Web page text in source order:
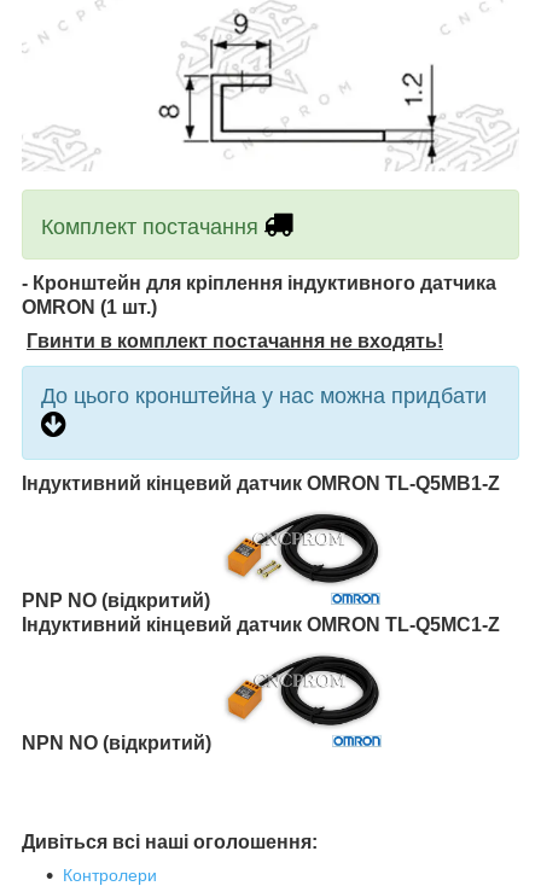
Комплект постачання
- Кронштейн для кріплення індуктивного датчика
OMRON (1 шт.)
Гвинти в комплект постачання не входять!
До цього кронштейна у нас можна придбати
Індуктивний кінцевий датчик OMRON TL-Q5MB1-Z
PNP NO (відкритий)
Індуктивний кінцевий датчик OMRON TL-Q5MC1-Z
NPN NO (відкритий)
Дивіться всі наші оголошення:
Контролери